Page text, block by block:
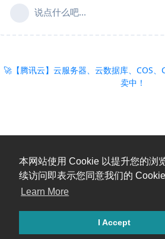
本网站使用 Cookie 以提升您的浏
续访问即表示您同意我们的 Cookie
Learn More
I Accept
说点什么吧...
🚀【腾讯云】云服务器、云数据库、COS
卖中！